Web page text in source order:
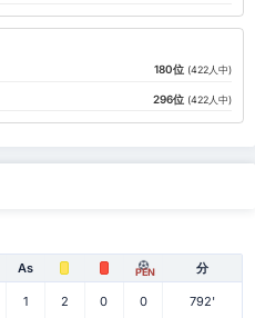
180位 (422人中)
296位 (422人中)
As PEN 分
1 2 0 0 792'